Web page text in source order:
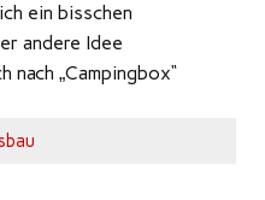
ein bisschen
andere Idee
nach „Campingbox“